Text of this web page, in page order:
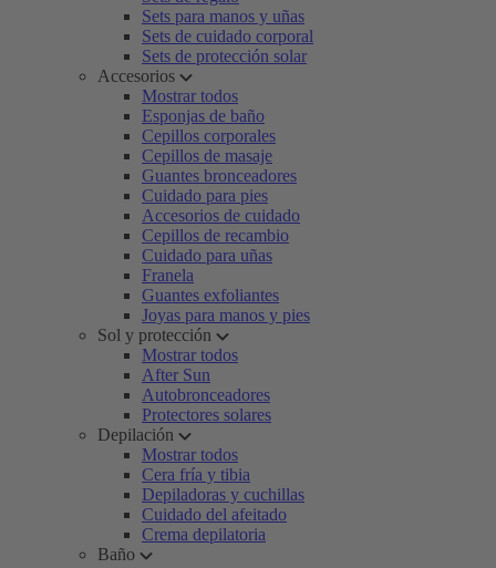
Sets para manos y uñas
Sets de cuidado corporal
Sets de protección solar
Accesorios
Mostrar todos
Esponjas de baño
Cepillos corporales
Cepillos de masaje
Guantes bronceadores
Cuidado para pies
Accesorios de cuidado
Cepillos de recambio
Cuidado para uñas
Franela
Guantes exfoliantes
Joyas para manos y pies
Sol y protección
Mostrar todos
After Sun
Autobronceadores
Protectores solares
Depilación
Mostrar todos
Cera fría y tibia
Depiladoras y cuchillas
Cuidado del afeitado
Crema depilatoria
Baño